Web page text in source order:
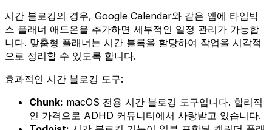
시간 블로킹의 경우, Google Calendar와 같은 앱에 타임박
스 플래너 애드온을 추가하면 세부적인 일정 관리가 가능합
니다. 맞춤형 플래너는 시간 블록을 할당하여 작업을 시각적
으로 정리할 수 있도록 합니다.
효과적인 시간 블로킹 도구:
Chunk: macOS 전용 시간 블로킹 도구입니다. 합리적
인 가격으로 ADHD 커뮤니티에서 사랑받고 있습니다.